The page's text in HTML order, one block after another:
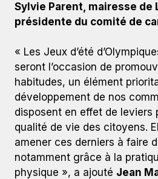
Sylvie Parent, mairesse de
présidente du comité de
« Les Jeux d’été
seront l’occasion de
habitudes, un élément
développement de nos
disposent en effet de leviers
qualité de vie des citoyens.
amener ces derniers à faire
notamment grâce à la
physique », a ajouté Jean